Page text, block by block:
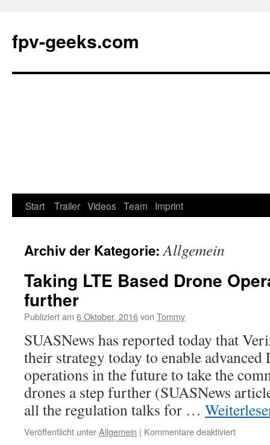
fpv-geeks.com
Springe
Inhalt
Start Trailer Videos Team Imprint
Archiv der Kategorie:Allgemein
Taking LTE Based Drone
further
Publiziert am 6 Oktober, 2016von Tommy
SUASNews has reported today that
their strategy today to enable advanced
operations in the future to take the
drones a step further (SUASNews
all the regulation talks for …
Veröffentlicht unterAllgemein | Kommentare deaktiviert